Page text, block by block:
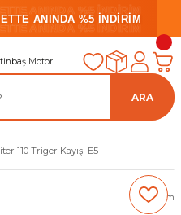
ANINDA %5 İNDİRİM
ANINDA %5 İNDİRİM
ANINDA %5 İNDİRİM
ARA
110 Triger Kayışı E5
(0) Yorum